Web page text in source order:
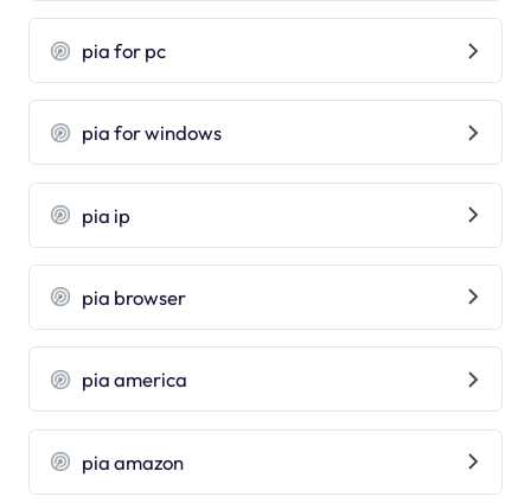
pia for pc
pia for windows
pia ip
pia browser
pia america
pia amazon